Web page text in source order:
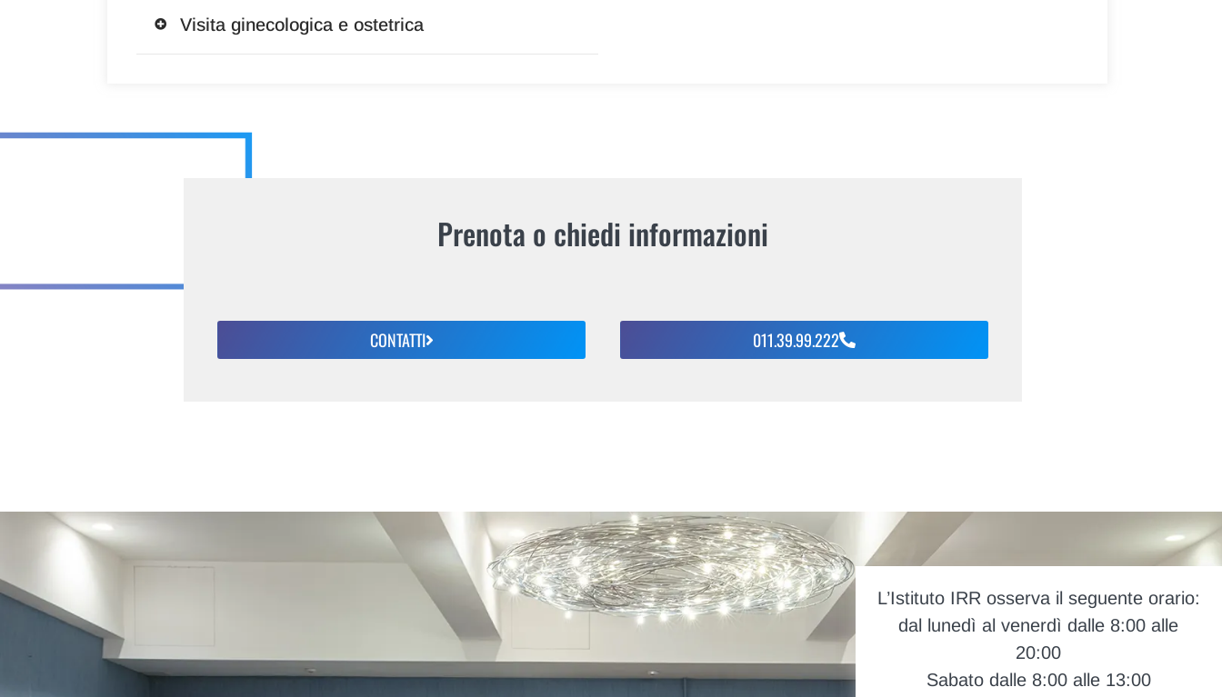
Visita ginecologica e ostetrica
Prenota o chiedi informazioni
CONTATTI 011.39.99.222
L’Istituto IRR osserva il seguente orario:
dal lunedì al venerdì dalle 8:00 alle
20:00
Sabato dalle 8:00 alle 13:00